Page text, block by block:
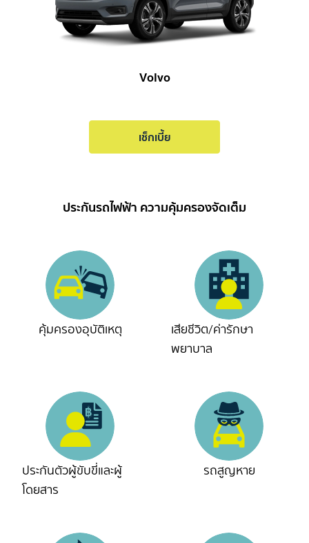
Volvo
เช็กเบี้ย
ประกันรถไฟฟ้า ความคุ้มครองจัดเต็ม
คุ้มครองอุบัติเหตุ
เสียชีวิต/ค่ารักษา
พยาบาล
ประกันตัวผู้ขับขี่และผู้
โดยสาร
รถสูญหาย